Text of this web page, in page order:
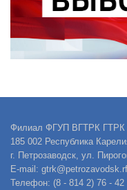
Филиал ФГУП ВГТРК
185 002 Республика
г. Петрозаводск, ул.
E-mail:
Телефон: (8 - 814 2) 76 - 42